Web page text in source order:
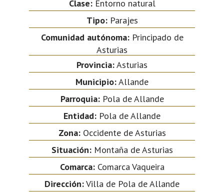
Clase:Entorno natural
Tipo:Parajes
Comunidad autónoma:Principado de
Asturias
Provincia:Asturias
Municipio:Allande
Parroquia:Pola de Allande
Entidad: Pola de Allande
Zona:Occidente de Asturias
Situación:Montaña de Asturias
Comarca:Comarca Vaqueira
Dirección:Villa de Pola de Allande